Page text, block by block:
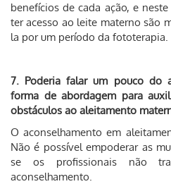
benefícios de cada ação, e
ter acesso ao leite materno são
la por um período da fototerapia.
7. Poderia falar um pouco do
forma de abordagem para
obstáculos ao aleitamento
O aconselhamento em
Não é possível empoderar as
se os profissionais não
aconselhamento.